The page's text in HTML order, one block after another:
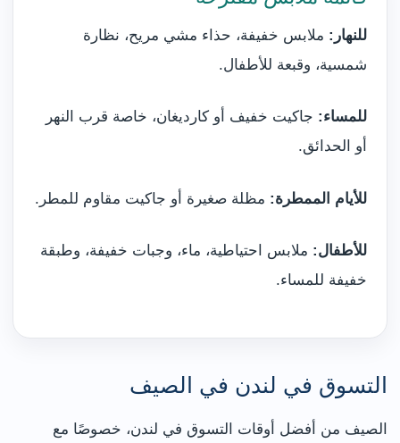
للنهار: ملابس خفيفة، حذاء مشي مريح، نظارة
شمسية، وقبعة للأطفال.
للمساء: جاكيت خفيف أو كارديغان، خاصة قرب النهر
أو الحدائق.
للأيام الممطرة: مظلة صغيرة أو جاكيت مقاوم للمطر.
للأطفال: ملابس احتياطية، ماء، وجبات خفيفة، وطبقة
خفيفة للمساء.
التسوق في لندن في الصيف
الصيف من أفضل أوقات التسوق في لندن، خصوصًا مع